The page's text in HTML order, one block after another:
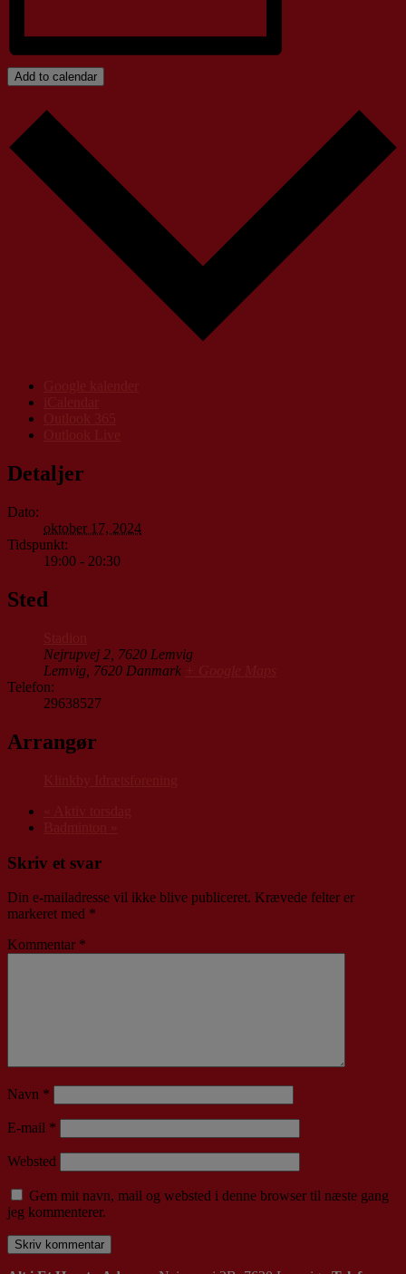
Add to calendar
Detaljer
Dato:
oktober 17, 2024
Tidspunkt:
19:00 - 20:30
Sted
Nejrupvej 2, 7620 Lemvig
Lemvig 7620 Danmark
Telefon:
29638527
Arrangør
Skriv et svar
Din e-mailadresse vil ikke blive publiceret. Krævede felter er
markeret med *
Kommentar *
Navn *
E-mail *
Websted
Gem mit navn, mail og websted i denne browser til næste gang
jeg kommenterer.